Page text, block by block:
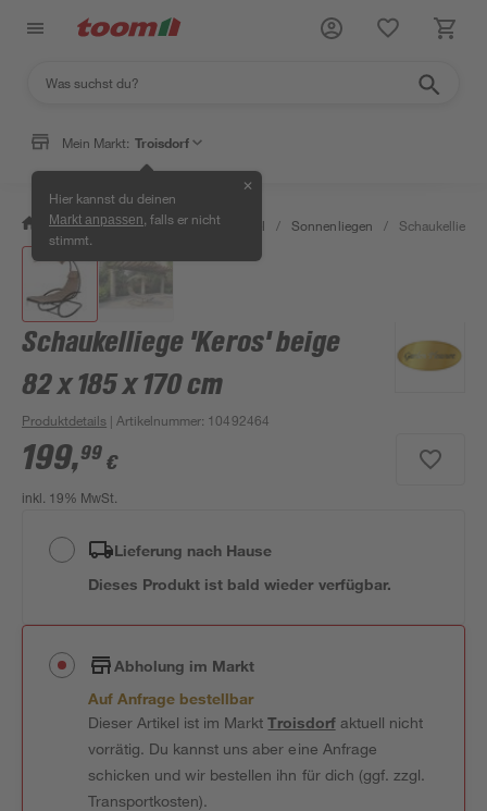
Mein Markt: Troisdorf
Hier kannst du deinen
Markt anpassen , falls er nicht
stimmt.
✕
/ Garten & Freizeit / Gartenmöbel / Sonnenliegen / Schaukelliege
Schaukelliege 'Keros' beige
82 x 185 x 170 cm
Produktdetails | Artikelnummer: 10492464
199,99 €
inkl. 19% MwSt.
Lieferung nach Hause
Dieses Produkt ist bald wieder verfügbar.
Abholung im Markt
Auf Anfrage bestellbar
Dieser Artikel ist im MarktTroisdorfaktuell nicht
vorrätig. Du kannst uns aber eine Anfrage
schicken und wir bestellen ihn für dich (ggf. zzgl.
Transportkosten).